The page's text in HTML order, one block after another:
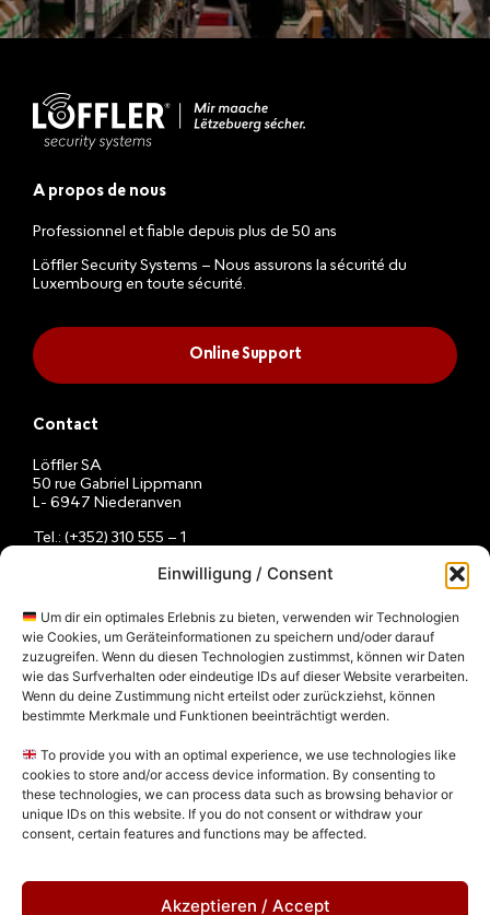
Einwilligung / Consent
Um dir ein optimales Erlebnis zu bieten, verwenden wir Technologien
wie Cookies, um Geräteinformationen zu speichern und/oder darauf
zuzugreifen. Wenn du diesen Technologien zustimmst, können wir Daten
wie das Surfverhalten oder eindeutige IDs auf dieser Website verarbeiten.
Wenn du deine Zustimmung nicht erteilst oder zurückziehst, können
bestimmte Merkmale und Funktionen beeinträchtigt werden.
To provide you with an optimal experience, we use technologies like
cookies to store and/or access device information. By consenting to
these technologies, we can process data such as browsing behavior or
unique IDs on this website. If you do not consent or withdraw your
consent, certain features and functions may be affected.
Akzeptieren / Accept
A propos de nous
Professionnel et fiable depuis plus de 50 ans
Löffler Security Systems – Nous assurons la sécurité du
Luxembourg en toute sécurité.
Online Support
Contact
Löffler SA
50 rue Gabriel Lippmann
L- 6947 Niederanven
Tel.: (+352) 310 555 – 1
08h – 12h / 13h – 16h